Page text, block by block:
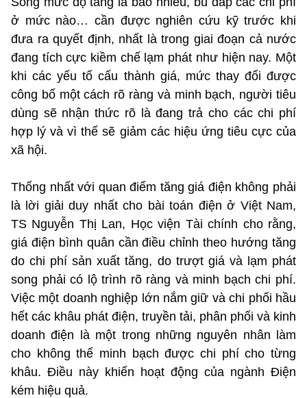
ở mức nào… cần được nghiên cứu kỹ trước khi
đưa ra quyết định, nhất là trong giai đoạn cả nước
đang tích cực kiềm chế lạm phát như hiện nay. Một
khi các yếu tố cấu thành giá, mức thay đổi được
công bố một cách rõ ràng và minh bạch, người tiêu
dùng sẽ nhận thức rõ là đang trả cho các chi phí
hợp lý và vì thế sẽ giảm các hiệu ứng tiêu cực của
xã hội.
Thống nhất với quan điểm tăng giá điện không phải
là lời giải duy nhất cho bài toán điện ở Việt Nam,
TS Nguyễn Thị Lan, Học viện Tài chính cho rằng,
giá điện bình quân cần điều chỉnh theo hướng tăng
do chi phí sản xuất tăng, do trượt giá và lạm phát
song phải có lộ trình rõ ràng và minh bạch chi phí.
Việc một doanh nghiệp lớn nắm giữ và chi phối hầu
hết các khâu phát điện, truyền tải, phân phối và kinh
doanh điện là một trong những nguyên nhân làm
cho không thể minh bạch được chi phí cho từng
khâu. Điều này khiến hoạt động của ngành Điện
kém hiệu quả.